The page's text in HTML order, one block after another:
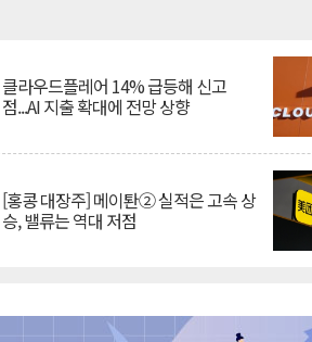
클라우드플레어 14% 급등해 신고
점...AI 지출 확대에 전망 상향
[홍콩 대장주] 메이퇀② 실적은 고속 상
승, 밸류는 역대 저점